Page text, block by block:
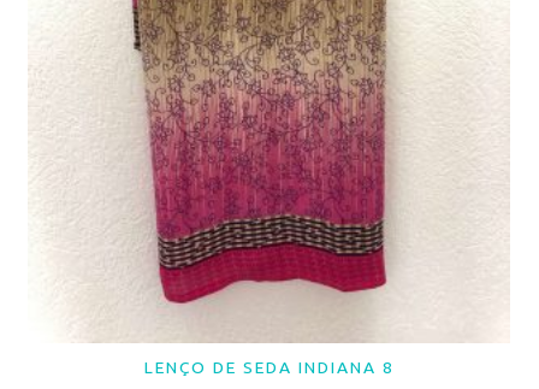
LER MAIS
LENÇO DE SEDA INDIANA 8